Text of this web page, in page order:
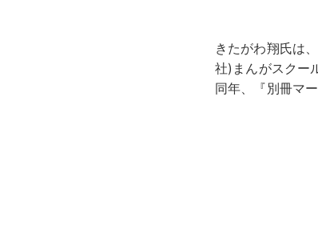
きたがわ翔氏は
社)まんがスクー
同年、『別冊マ